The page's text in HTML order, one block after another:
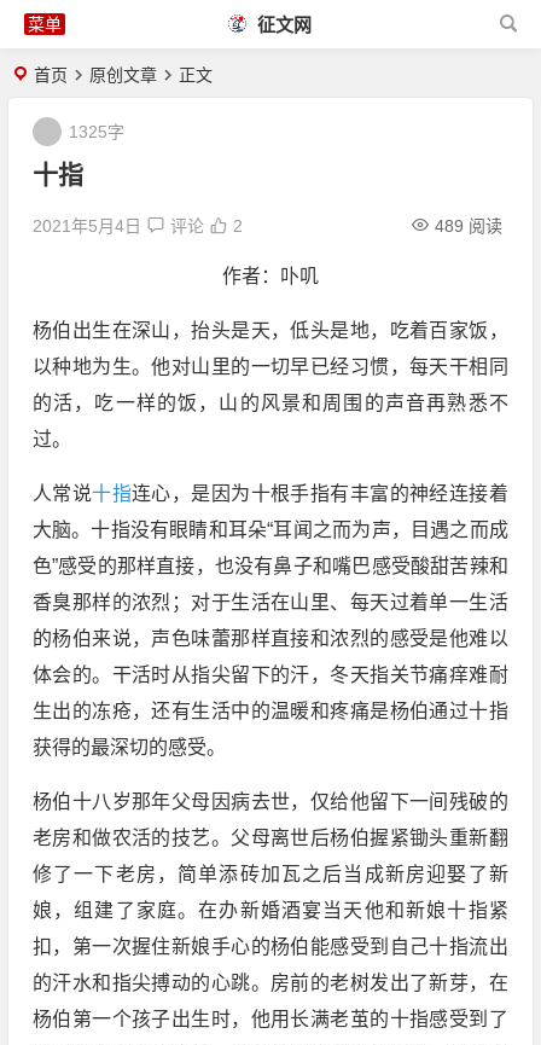
征文网
首页 原创文章 正文
十指
2021年5月4日 评论 489 阅读
2
1325字
作者：卟叽
杨伯出生在深山，抬头是天，低头是地，吃着百家饭，
以种地为生。他对山里的一切早已经习惯，每天干相同
的活，吃一样的饭，山的风景和周围的声音再熟悉不
过。
人常说十指连心，是因为十根手指有丰富的神经连接着
大脑。十指没有眼睛和耳朵“耳闻之而为声，目遇之而成
色”感受的那样直接，也没有鼻子和嘴巴感受酸甜苦辣和
香臭那样的浓烈；对于生活在山里、每天过着单一生活
的杨伯来说，声色味蕾那样直接和浓烈的感受是他难以
体会的。干活时从指尖留下的汗，冬天指关节痛痒难耐
生出的冻疮，还有生活中的温暖和疼痛是杨伯通过十指
获得的最深切的感受。
杨伯十八岁那年父母因病去世，仅给他留下一间残破的
老房和做农活的技艺。父母离世后杨伯握紧锄头重新翻
修了一下老房，简单添砖加瓦之后当成新房迎娶了新
娘，组建了家庭。在办新婚酒宴当天他和新娘十指紧
扣，第一次握住新娘手心的杨伯能感受到自己十指流出
的汗水和指尖搏动的心跳。房前的老树发出了新芽，在
杨伯第一个孩子出生时，他用长满老茧的十指感受到了